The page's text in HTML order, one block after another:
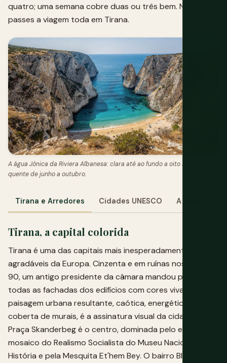
quatro; uma semana cobre duas ou três bem. Não
passes a viagem toda em Tirana.
A água Jónica da Riviera Albanesa: clara até ao fundo a oito metros,
quente de junho a outubro.
Tirana e Arredores Cidades UNESCO A Riviera
Tirana, a capital colorida
Tirana é uma das capitais mais inesperadamente
agradáveis da Europa. Cinzenta e em ruínas nos anos
90, um antigo presidente da câmara mandou pintar
todas as fachadas dos edifícios com cores vivas, e a
paisagem urbana resultante, caótica, energética e
coberta de murais, é a assinatura visual da cidade. A
Praça Skanderbeg é o centro, dominada pelo enorme
mosaico do Realismo Socialista do Museu Nacional de
História e pela Mesquita Et'hem Bey. O bairro Blloku,